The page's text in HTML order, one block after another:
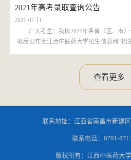
医药管理局和江西省人民政府共建高校，
厅。学校名称：江西中医...
2021年高考录取查询公告
2021-07-11
广大考生：我校2021年各省（区、市
取后公布至江西中医药大学招生信息网“招
录取结果以及通知书邮寄地址。录取通知
寄，请大家查询到录取信息之后耐心等待
查看更多
联系地址：江西省南昌市新建
联系电话：0791-
版权所有：江西中医药大